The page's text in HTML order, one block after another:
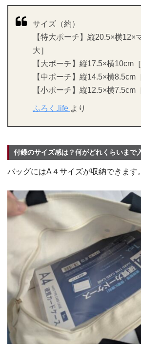
サイズ（約）
【特大ポーチ】縦20.5×横12×
大］
【大ポーチ】縦17.5×横10cm［
【中ポーチ】縦14.5×横8.5cm
【小ポーチ】縦12.5×横7.5cm
ふろく.life より
付録のサイズ感は？何がどれくらいまで
バッグにはA４サイズが収納できます